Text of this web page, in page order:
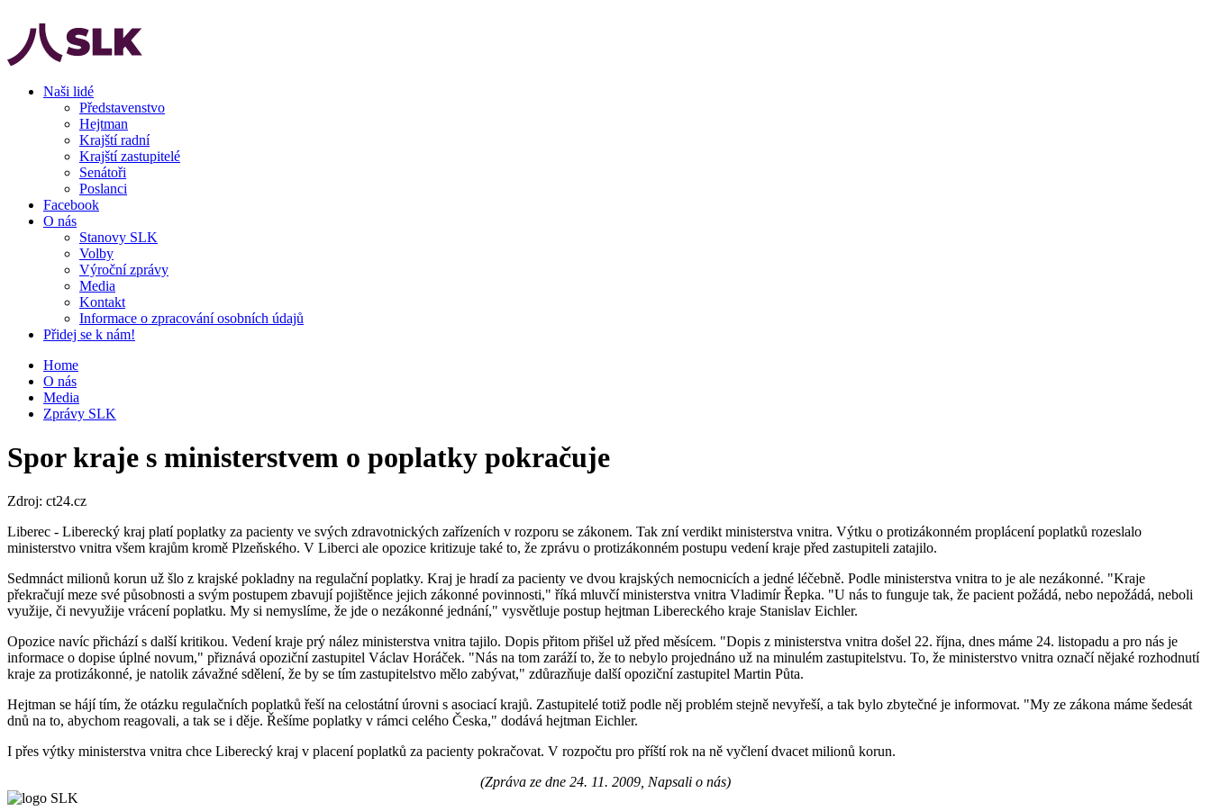
Naši lidé
Představenstvo
Hejtman
Krajští radní
Krajští zastupitelé
Senátoři
Poslanci
Facebook
O nás
Stanovy SLK
Volby
Výroční zprávy
Media
Kontakt
Informace o zpracování osobních údajů
Přidej se k nám!
Home
O nás
Media
Zprávy SLK
Spor kraje s ministerstvem o poplatky pokračuje
Zdroj: ct24.cz
Liberec - Liberecký kraj platí poplatky za pacienty ve svých zdravotnických zařízeních v rozporu se zákonem. Tak zní verdikt ministerstva vnitra. Výtku o protizákonném proplácení poplatků rozeslalo
ministerstvo vnitra všem krajům kromě Plzeňského. V Liberci ale opozice kritizuje také to, že zprávu o protizákonném postupu vedení kraje před zastupiteli zatajilo.
Sedmnáct milionů korun už šlo z krajské pokladny na regulační poplatky. Kraj je hradí za pacienty ve dvou krajských nemocnicích a jedné léčebně. Podle ministerstva vnitra to je ale nezákonné. "Kraje
překračují meze své působnosti a svým postupem zbavují pojištěnce jejich zákonné povinnosti," říká mluvčí ministerstva vnitra Vladimír Řepka. "U nás to funguje tak, že pacient požádá, nebo nepožádá, neboli
využije, či nevyužije vrácení poplatku. My si nemyslíme, že jde o nezákonné jednání," vysvětluje postup hejtman Libereckého kraje Stanislav Eichler.
Opozice navíc přichází s další kritikou. Vedení kraje prý nález ministerstva vnitra tajilo. Dopis přitom přišel už před měsícem. "Dopis z ministerstva vnitra došel 22. října, dnes máme 24. listopadu a pro nás je
informace o dopise úplné novum," přiznává opoziční zastupitel Václav Horáček. "Nás na tom zaráží to, že to nebylo projednáno už na minulém zastupitelstvu. To, že ministerstvo vnitra označí nějaké rozhodnutí
kraje za protizákonné, je natolik závažné sdělení, že by se tím zastupitelstvo mělo zabývat," zdůrazňuje další opoziční zastupitel Martin Půta.
Hejtman se hájí tím, že otázku regulačních poplatků řeší na celostátní úrovni s asociací krajů. Zastupitelé totiž podle něj problém stejně nevyřeší, a tak bylo zbytečné je informovat. "My ze zákona máme šedesát
dnů na to, abychom reagovali, a tak se i děje. Řešíme poplatky v rámci celého Česka," dodává hejtman Eichler.
I přes výtky ministerstva vnitra chce Liberecký kraj v placení poplatků za pacienty pokračovat. V rozpočtu pro příští rok na ně vyčlení dvacet milionů korun.
(Zpráva ze dne 24. 11. 2009, Napsali o nás)